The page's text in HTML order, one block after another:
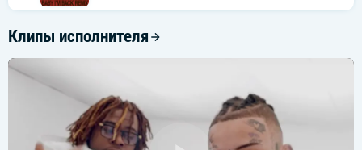
Клипы исполнителя